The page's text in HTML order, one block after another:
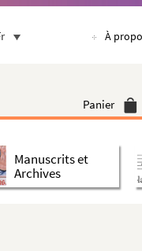
À
Panier
Manuscrits et
Archives